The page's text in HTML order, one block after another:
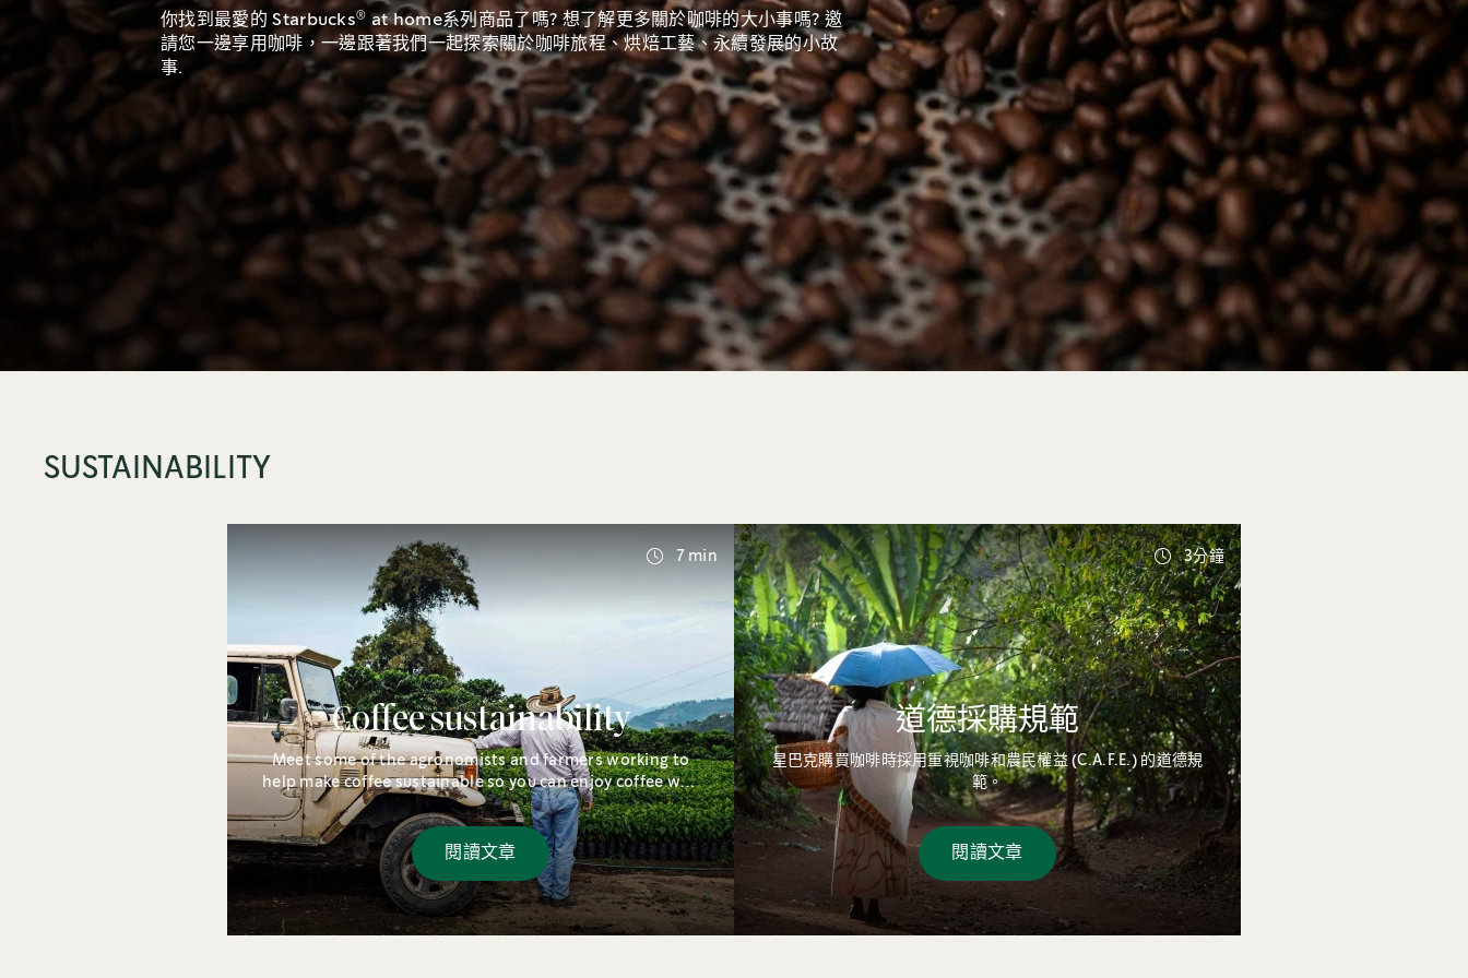
你找到最愛的 Starbucks® at home系列商品了嗎? 想了解更多關於咖啡的大小事嗎? 邀
請您一邊享用咖啡，一邊跟著我們一起探索關於咖啡旅程、烘焙工藝、永續發展的小故
事.
SUSTAINABILITY
7 min
Coffee sustainability
Meet some of the agronomists and farmers working to
help make coffee sustainable so you can enjoy coffee well
into the future.
閱讀文章
3分鐘
道德採購規範
星巴克購買咖啡時採用重視咖啡和農民權益 (C.A.F.E.) 的道德規
範。
閱讀文章